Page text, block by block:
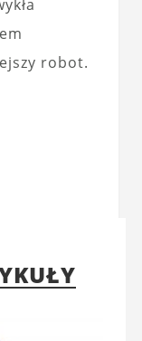
robot.